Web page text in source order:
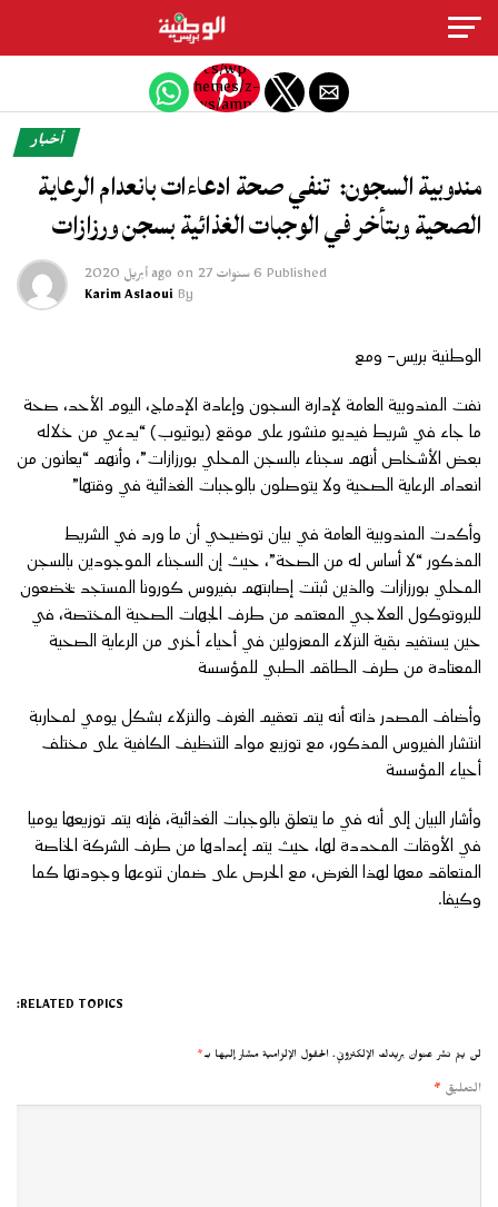
/htdocs/wp-
content/themes/z-
news/amp-
Warning:
Trying to
access
offset on
value of
on line
77
width="36"
height="36">
أخبار
مندوبية السجون: تنفي صحة ادعاءات بانعدام الرعاية
الصحية وبتأخر في الوجبات الغذائية بسجن ورزازات
Published 6 سنوات ago on 27 أبريل 2020
By
Karim Aslaoui
الوطنية بريس- ومع
نفت المندوبية العامة لإدارة السجون وإعادة الإدماج، اليوم الأحد، صحة
ما جاء في شريط فيديو منشور على موقع (يوتيوب) “يدعي من خلاله
بعض الأشخاص أنهم سجناء بالسجن المحلي بورزازات”، وأنهم “يعانون من
انعدام الرعاية الصحية ولا يتوصلون بالوجبات الغذائية في وقتها”
وأكدت المندوبية العامة في بيان توضيحي أن ما ورد في الشريط
المذكور “لا أساس له من الصحة”، حيث إن السجناء الموجودين بالسجن
المحلي بورزازات والذين ثبتت إصابتهم بفيروس كورونا المستجد يخضعون
للبروتوكول العلاجي المعتمد من طرف الجهات الصحية المختصة، في
حين يستفيد بقية النزلاء المعزولين في أحياء أخرى من الرعاية الصحية
المعتادة من طرف الطاقم الطبي للمؤسسة
وأضاف المصدر ذاته أنه يتم تعقيم الغرف والنزلاء بشكل يومي لمحاربة
انتشار الفيروس المذكور، مع توزيع مواد التنظيف الكافية على مختلف
أحياء المؤسسة
وأشار البيان إلى أنه في ما يتعلق بالوجبات الغذائية، فإنه يتم توزيعها يوميا
في الأوقات المحددة لها، حيث يتم إعدادها من طرف الشركة الخاصة
المتعاقد معها لهذا الغرض، مع الحرص على ضمان تنوعها وجودتها كما
وكيفا.
RELATED TOPICS:
لن يتم نشر عنوان بريدك الإلكتروني. الحقول الإلزامية مشار إليها بـ*
التعليق *
Exit mobile version